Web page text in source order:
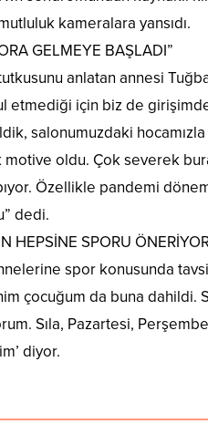
kameralara yansıdı.
GELMEYE BAŞLADI”
tutkusunu anlatan annesi
etmediği için biz de
salonumuzdaki
oldu. Çok severek
Özellikle pandemi
dedi.
HEPSİNE SPORU
spor konusunda
çocuğum da buna dahildi.
Sıla, Pazartesi,
diyor.